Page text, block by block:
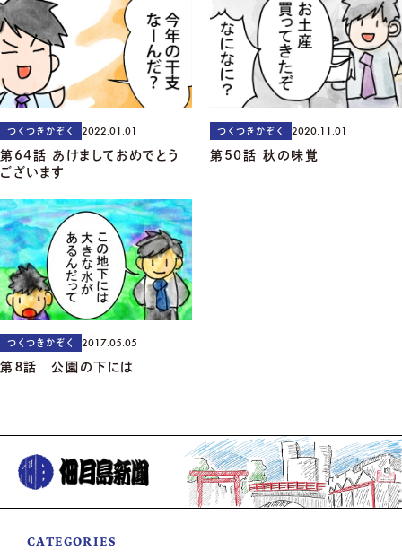
つくつきかぞく 2022.01.01
第64話 あけましておめでとう
ございます
つくつきかぞく 2020.11.01
第50話 秋の味覚
つくつきかぞく 2017.05.05
第８話 公園の下には
CATEGORIES